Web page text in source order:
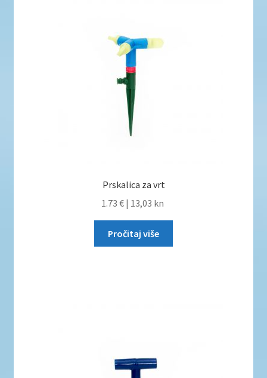
Prskalica za vrt
1.73 € | 13,03 kn
Pročitaj više